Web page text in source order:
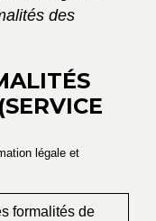
des
légale et
formalités de